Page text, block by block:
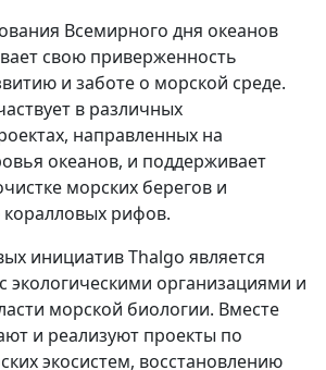
Всемирного дня океанов
свою приверженность
и заботе о морской среде.
в различных
направленных на
океанов, и поддерживает
морских берегов и
рифов.
инициатив Thalgo является
экологическими организациями и
морской биологии. Вместе
и реализуют проекты по
экосистем, восстановлению